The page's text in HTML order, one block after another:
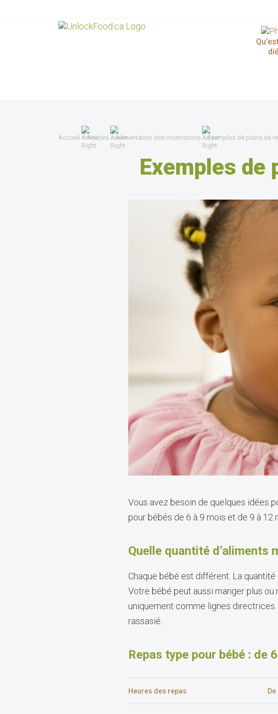
Accueil Articles Alimentation des nourrissons Exemples de plans de
Exemples de
Vous avez besoin de quelques idées
pour bébés de 6 à 9 mois et de 9 à 12
Quelle quantité d’aliments
Chaque bébé est différent. La
Votre bébé peut aussi manger plus
uniquement comme lignes
rassasié.
Repas type pour bébé : de
Heures des repas